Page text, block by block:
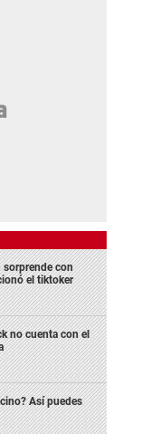
sorprende con
el tiktoker
no cuenta con el
Así puedes